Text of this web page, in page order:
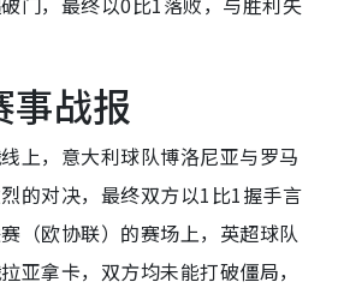
事战报
上，意大利球队博洛尼亚与罗马
的对决，最终双方以1比1握手言
（欧协联）的赛场上，英超球队
亚拿卡，双方均未能打破僵局，